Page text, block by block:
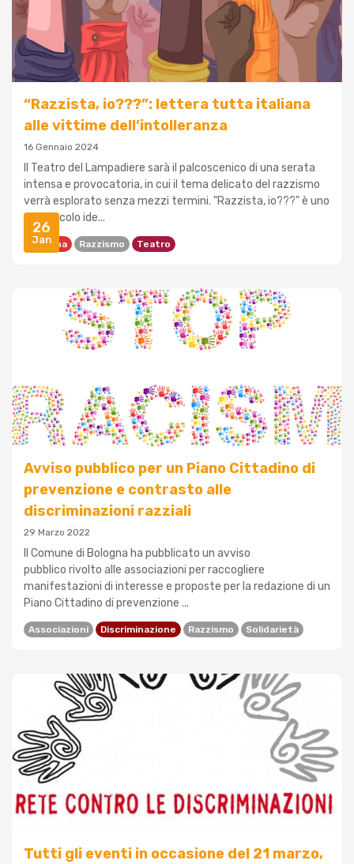
26
Jan
“Razzista, io???”: lettera tutta italiana
alle vittime dell’intolleranza
16 Gennaio 2024
Il Teatro del Lampadiere sarà il palcoscenico di una serata
intensa e provocatoria, in cui il tema delicato del razzismo
verrà esplorato senza mezzi termini. "Razzista, io???" è uno
spettacolo ide...
Bologna Razzismo Teatro
Avviso pubblico per un Piano Cittadino di
prevenzione e contrasto alle
discriminazioni razziali
29 Marzo 2022
Il Comune di Bologna ha pubblicato un avviso
pubblico rivolto alle associazioni per raccogliere
manifestazioni di interesse e proposte per la redazione di un
Piano Cittadino di prevenzione ...
Associazioni Discriminazione Razzismo Solidarietà
Tutti gli eventi in occasione del 21 marzo,